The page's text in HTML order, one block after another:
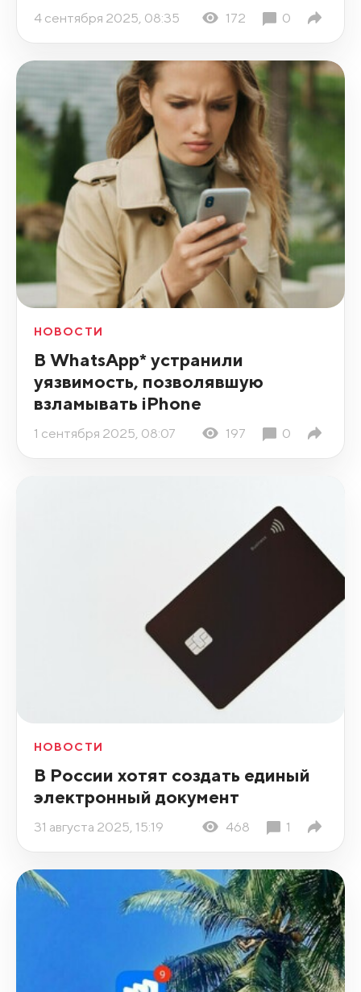
4 сентября 2025, 08:35 172 0
НОВОСТИ
В WhatsApp* устранили
уязвимость, позволявшую
взламывать iPhone
1 сентября 2025, 08:07 197 0
НОВОСТИ
В России хотят создать единый
электронный документ
31 августа 2025, 15:19 468 1